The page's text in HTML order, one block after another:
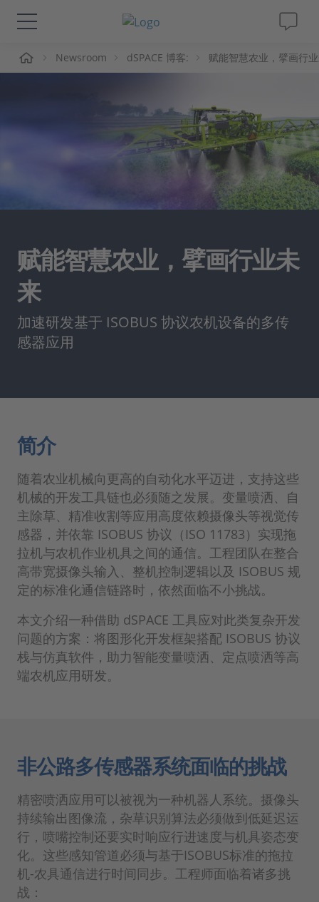
解决方案&产品
人才招聘
Newsroom dSPACE 博客: 赋能智慧农业，擘画行
赋能智慧农业，擘画行业未
来
加速研发基于 ISOBUS 协议农机设备的多传
感器应用
简介
随着农业机械向更高的自动化水平迈进，支持这些
机械的开发工具链也必须随之发展。变量喷洒、自
主除草、精准收割等应用高度依赖摄像头等视觉传
感器，并依靠 ISOBUS 协议（ISO 11783）实现拖
拉机与农机作业机具之间的通信。工程团队在整合
高带宽摄像头输入、整机控制逻辑以及 ISOBUS 规
定的标准化通信链路时，依然面临不小挑战。
本文介绍一种借助 dSPACE 工具应对此类复杂开发
问题的方案：将图形化开发框架搭配 ISOBUS 协议
栈与仿真软件，助力智能变量喷洒、定点喷洒等高
端农机应用研发。
非公路多传感器系统面临的挑战
精密喷洒应用可以被视为一种机器人系统。摄像头
持续输出图像流，杂草识别算法必须做到低延迟运
行，喷嘴控制还要实时响应行进速度与机具姿态变
化。这些感知管道必须与基于ISOBUS标准的拖拉
机-农具通信进行时间同步。工程师面临着诸多挑
战：